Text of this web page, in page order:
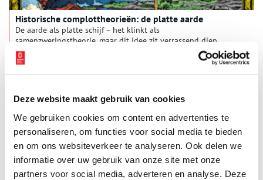
Deze website maakt gebruik van cookies
We gebruiken cookies om content en advertenties te
personaliseren, om functies voor social media te bieden
en om ons websiteverkeer te analyseren. Ook delen we
informatie over uw gebruik van onze site met onze
partners voor social media, adverteren en analyse. Deze
Historische complottheorieën: de platte aarde
De aarde als platte schijf – het klinkt als
samenzweringstheorie, maar dit idee zit verrassend diep
geworteld in de menselijke geschiedenis. Ondanks vroege
pogingen van oud-Griekse en middeleeuwse wetenschappers
om de bolvorm aan te tonen, heeft het nog honderden jaren
Tegenwoordig zien we zelfs weer een opleving van de platte
aarde-theorie. Waar komt dit idee vandaan en waar is het op
gebaseerd?